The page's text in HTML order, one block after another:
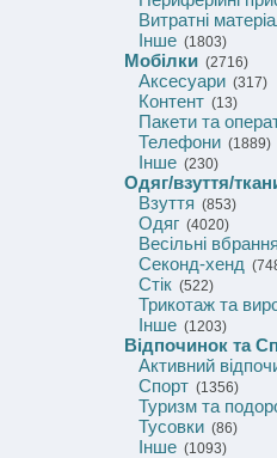
Витратні
Інше (1803)
Мобілки (2716)
Аксесуари (317)
Контент (13)
Пакети та
Телефони (1889)
Інше (230)
Одяг/взуття/
Взуття (853)
Одяг (4020)
Весільні вбрання
Секонд-хенд
Стік (522)
Трикотаж та
Інше (1203)
Відпочинок та
Активний
Спорт (1356)
Туризм та
Тусовки (86)
Інше (1093)